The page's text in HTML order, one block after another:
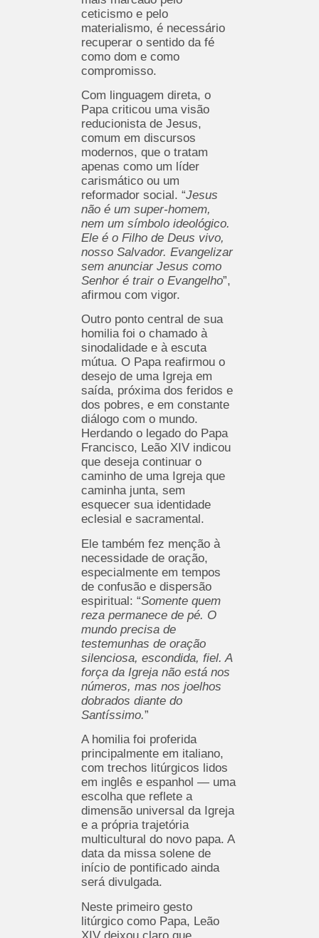
ceticismo e pelo
materialismo, é necessário
recuperar o sentido da fé
como dom e como
compromisso.
Com linguagem direta, o
Papa criticou uma visão
reducionista de Jesus,
comum em discursos
modernos, que o tratam
apenas como um líder
carismático ou um
reformador social. “Jesus
não é um super-homem,
nem um símbolo ideológico.
Ele é o Filho de Deus vivo,
nosso Salvador. Evangelizar
sem anunciar Jesus como
Senhor é trair o Evangelho”,
afirmou com vigor.
Outro ponto central de sua
homilia foi o chamado à
sinodalidade e à escuta
mútua. O Papa reafirmou o
desejo de uma Igreja em
saída, próxima dos feridos e
dos pobres, e em constante
diálogo com o mundo.
Herdando o legado do Papa
Francisco, Leão XIV indicou
que deseja continuar o
caminho de uma Igreja que
caminha junta, sem
esquecer sua identidade
eclesial e sacramental.
Ele também fez menção à
necessidade de oração,
especialmente em tempos
de confusão e dispersão
espiritual: “Somente quem
reza permanece de pé. O
mundo precisa de
testemunhas de oração
silenciosa, escondida, fiel. A
força da Igreja não está nos
números, mas nos joelhos
dobrados diante do
Santíssimo.”
A homilia foi proferida
principalmente em italiano,
com trechos litúrgicos lidos
em inglês e espanhol — uma
escolha que reflete a
dimensão universal da Igreja
e a própria trajetória
multicultural do novo papa. A
data da missa solene de
início de pontificado ainda
será divulgada.
Neste primeiro gesto
litúrgico como Papa, Leão
XIV deixou claro que